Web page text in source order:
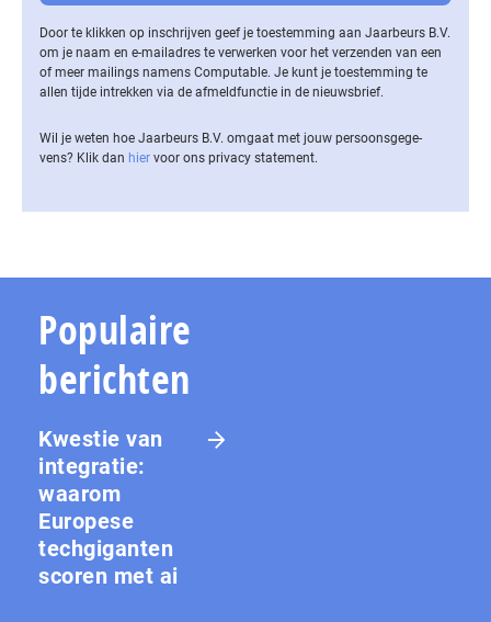
Door te klikken op inschrijven geef je toestemming aan Jaarbeurs B.V.
om je naam en e-mailadres te verwerken voor het verzenden van een
of meer mailings namens Computable. Je kunt je toestemming te
allen tijde intrekken via de af­meld­func­tie in de nieuwsbrief.
Wil je weten hoe Jaarbeurs B.V. omgaat met jouw per­soons­ge­ge­
vens? Klik dan hier voor ons privacy statement.
Populaire
berichten
Kwestie van
integratie:
waarom
Europese
techgiganten
scoren met ai